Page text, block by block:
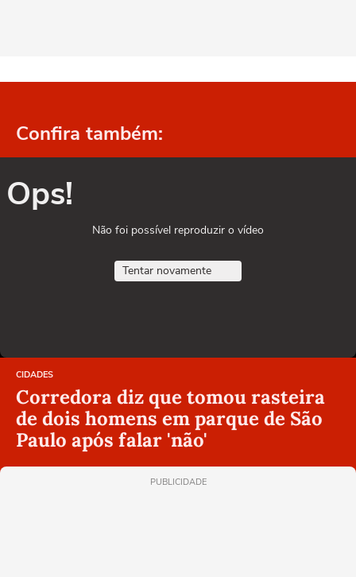
Confira também:
Ops!
Não foi possível reproduzir o vídeo
Tentar novamente
CIDADES
Corredora diz que tomou rasteira
de dois homens em parque de São
Paulo após falar 'não'
PUBLICIDADE